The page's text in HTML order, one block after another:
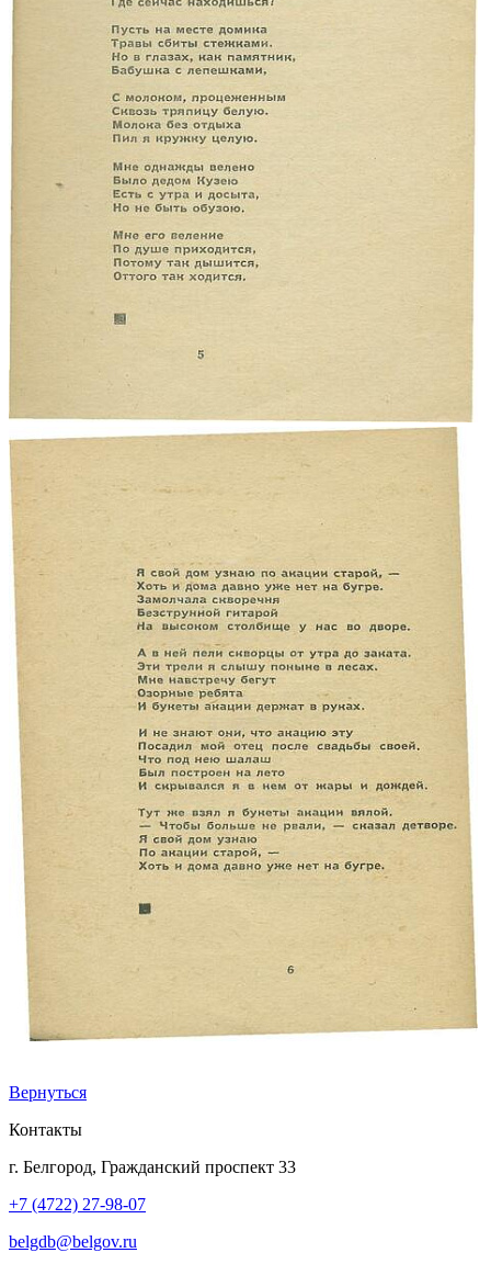
Вернуться
Контакты
г. Белгород, Гражданский проспект 33
+7 (4722) 27-98-07
belgdb@belgov.ru